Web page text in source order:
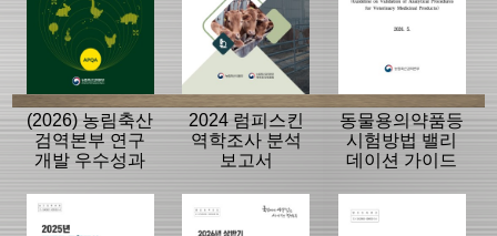
(2026) 농림축산
검역본부 연구
개발 우수성과
2024 럼피스킨
역학조사 분석
보고서
동물용의약품등
시험방법 밸리
데이션 가이드